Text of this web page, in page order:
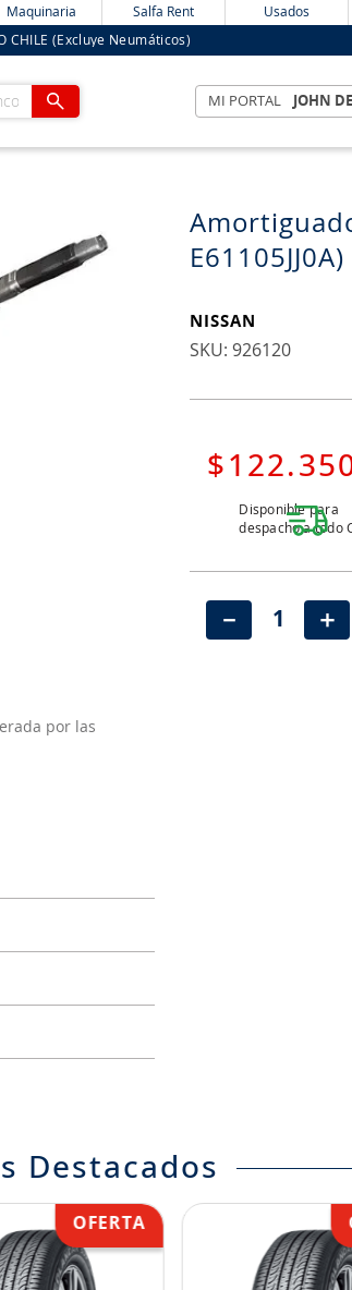
Maquinaria Salfa Rent Usados
CHILE (Excluye Neumáticos)
encontrar MI PORTAL JOHN
por las
E61105JJ0A)
NISSAN
:926120
$ 122.
Disponible para
despacho a todo
＋
－
Destacados